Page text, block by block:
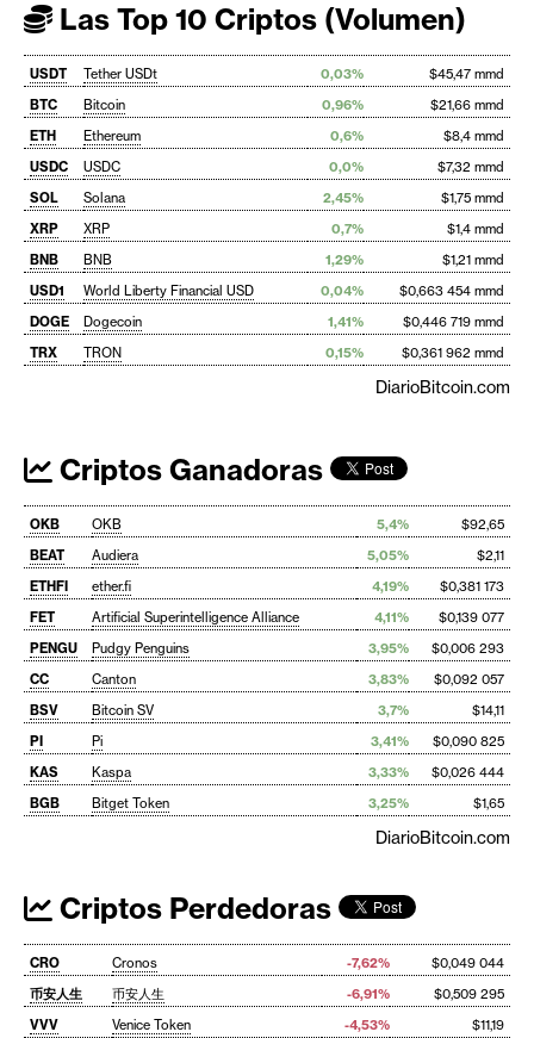
Las Top 10 Criptos (Volumen)
USDT Tether USDt 0,03%
$45,47 mmd
BTC
Bitcoin 0,96%
$21,66 mmd
ETH
Ethereum 0,6%
$8,4 mmd
USDC
USDC 0,0%
$7,32 mmd
SOL
Solana 2,45%
$1,75 mmd
XRP
XRP 0,7%
$1,4 mmd
BNB
BNB 1,29%
$1,21 mmd
USD1
World Liberty Financial USD 0,04%
$0,663 454 mmd
DOGE
Dogecoin 1,41%
$0,446 719 mmd
TRX
TRON 0,15% $0,361 962 mmd
DiarioBitcoin.com
Criptos Ganadoras
OKB OKB 5,4%
$92,65
BEAT
Audiera 5,05%
$2,11
ETHFI
ether.fi 4,19%
$0,381 173
FET
Artificial Superintelligence Alliance 4,11%
$0,139 077
PENGU
Pudgy Penguins 3,95%
$0,006 293
CC
Canton 3,83%
$0,092 057
BSV
Bitcoin SV 3,7%
$14,11
PI
Pi 3,41%
$0,090 825
KAS
Kaspa 3,33%
$0,026 444
BGB
Bitget Token 3,25% $1,65
DiarioBitcoin.com
Criptos Perdedoras
CRO Cronos -7,62%
$0,049 044
币安人生
币安人生 -6,91%
$0,509 295
VVV
Venice Token -4,53% $11,19